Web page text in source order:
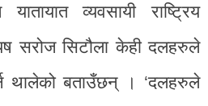
व्यवसायी राष्ट्रिय
सरोज सिटौला केही दलहरुले
थालेको बताउँछन् । ‘दलहरुले